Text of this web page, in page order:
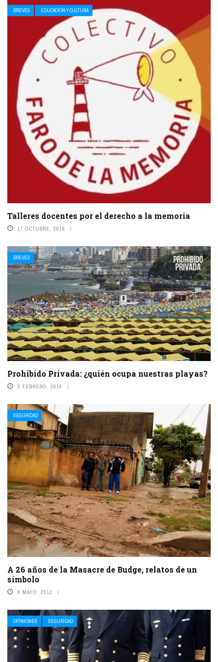
BREVES EDUCACIÓN Y CULTURA
Talleres docentes por el derecho a la memoria
17 OCTUBRE, 2016
BREVES
Prohibido Privada: ¿quién ocupa nuestras playas?
2 FEBRERO, 2018
SEGURIDAD
A 26 años de la Masacre de Budge, relatos de un
símbolo
9 MAYO, 2013
OPINIONES SEGURIDAD